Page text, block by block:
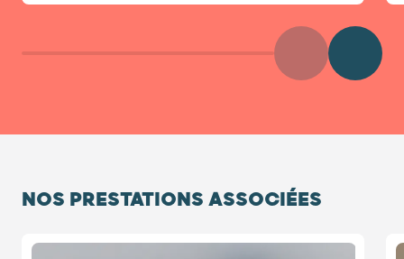
Précédent
NOS PRESTATIONS ASSOCIÉES